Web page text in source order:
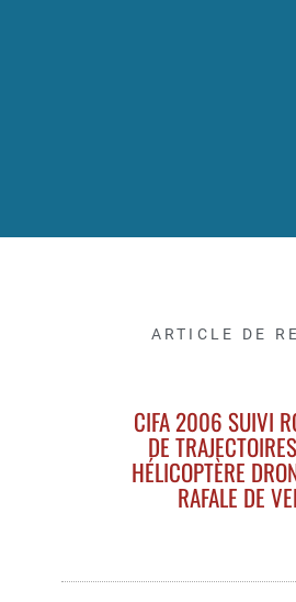
ARTICLE DE
CIFA 2006 SUIVI
DE
HÉLICOPTÈRE
RAFALE DE